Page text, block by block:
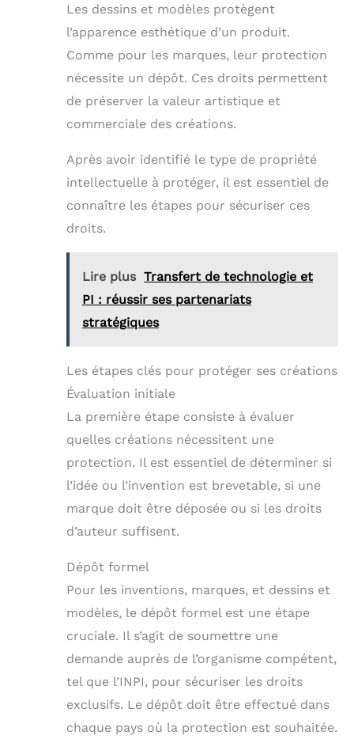
Les dessins et modèles protègent
l’apparence esthétique d’un produit.
Comme pour les marques, leur protection
nécessite un dépôt. Ces droits permettent
de préserver la valeur artistique et
commerciale des créations.
Après avoir identifié le type de propriété
intellectuelle à protéger, il est essentiel de
connaître les étapes pour sécuriser ces
droits.
Lire plus Transfert de technologie et
PI : réussir ses partenariats
stratégiques
Les étapes clés pour protéger ses créations
Évaluation initiale
La première étape consiste à évaluer
quelles créations nécessitent une
protection. Il est essentiel de déterminer si
l’idée ou l’invention est brevetable, si une
marque doit être déposée ou si les droits
d’auteur suffisent.
Dépôt formel
Pour les inventions, marques, et dessins et
modèles, le dépôt formel est une étape
cruciale. Il s’agit de soumettre une
demande auprès de l’organisme compétent,
tel que l’INPI, pour sécuriser les droits
exclusifs. Le dépôt doit être effectué dans
chaque pays où la protection est souhaitée.